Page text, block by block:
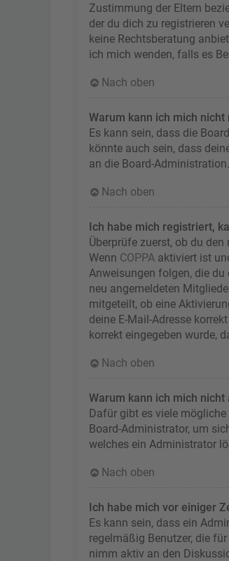
Zustimmung der Eltern
der du dich zu registrieren
keine Rechtsberatung
ich mich wenden, falls es
Nach oben
Warum kann ich mich nicht
Es kann sein, dass die
könnte auch sein, dass
an die Board-Administration.
Nach oben
Ich habe mich registriert,
Überprüfe zuerst, ob du
Wenn COPPA aktiviert ist
Anweisungen folgen, die
neu angemeldeten
mitgeteilt, ob eine
deine E-Mail-Adresse
korrekt eingegeben wurde,
Nach oben
Warum kann ich mich nicht
Dafür gibt es viele
Board-Administrator, um
welches ein Administrator
Nach oben
Ich habe mich vor einiger
Es kann sein, dass ein
regelmäßig Benutzer, die
nimm aktiv an den